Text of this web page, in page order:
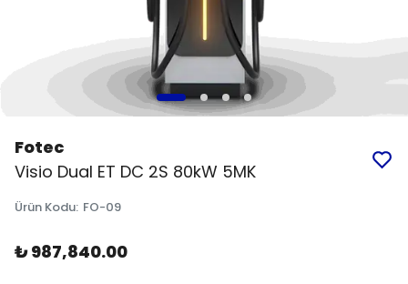
Fotec
Visio Dual ET DC 2S 80kW 5MK
Ürün Kodu: FO-09
₺ 987,840.00